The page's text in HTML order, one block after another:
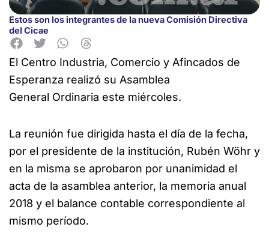
Estos son los integrantes de la nueva Comisión Directiva
del Cicae
El Centro Industria, Comercio y Afincados de
Esperanza realizó su Asamblea
General Ordinaria este miércoles.
La reunión fue dirigida hasta el día de la fecha,
por el presidente de la institución, Rubén Wöhr y
en la misma se aprobaron por unanimidad el
acta de la asamblea anterior, la memoria anual
2018 y el balance contable correspondiente al
mismo período.